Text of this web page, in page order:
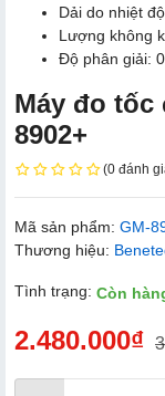
Dải do nhiệt
Lượng không
Độ phân giải:
Máy đo tốc
8902+
(0 đánh
Mã sản phẩm: GM-
Thương hiệu:
Tình trạng: Còn
2.480.000₫